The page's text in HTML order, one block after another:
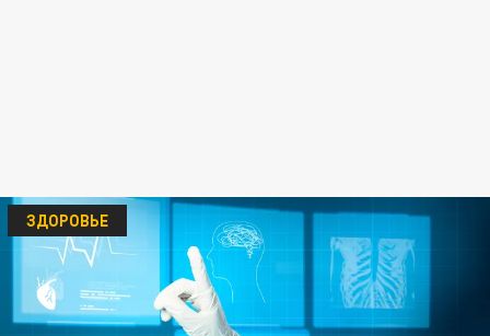
ЗДОРОВЬЕ